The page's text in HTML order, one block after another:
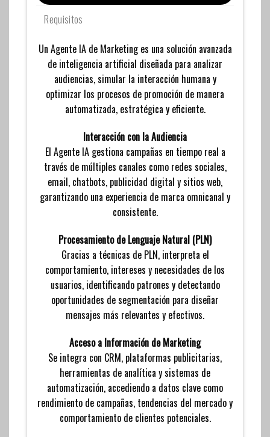
Requisitos
Un Agente IA de Marketing es una solución avanzada
de inteligencia artificial diseñada para analizar
audiencias, simular la interacción humana y
optimizar los procesos de promoción de manera
automatizada, estratégica y eficiente.
Interacción con la Audiencia
El Agente IA gestiona campañas en tiempo real a
través de múltiples canales como redes sociales,
email, chatbots, publicidad digital y sitios web,
garantizando una experiencia de marca omnicanal y
consistente.
Procesamiento de Lenguaje Natural (PLN)
Gracias a técnicas de PLN, interpreta el
comportamiento, intereses y necesidades de los
usuarios, identificando patrones y detectando
oportunidades de segmentación para diseñar
mensajes más relevantes y efectivos.
Acceso a Información de Marketing
Se integra con CRM, plataformas publicitarias,
herramientas de analítica y sistemas de
automatización, accediendo a datos clave como
rendimiento de campañas, tendencias del mercado y
comportamiento de clientes potenciales.